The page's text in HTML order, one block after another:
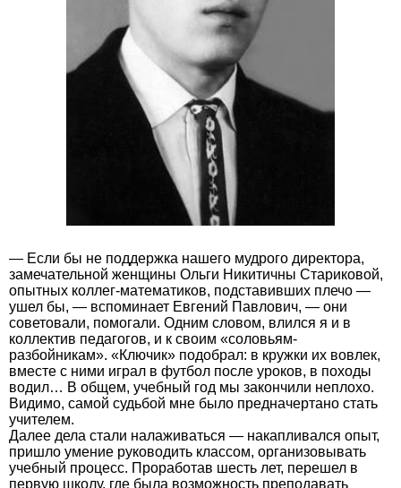
— Если бы не поддержка нашего мудрого директора,
замечательной женщины Ольги Никитичны Стариковой,
опытных коллег-математиков, подставивших плечо —
ушел бы, — вспоминает Евгений Павлович, — они
советовали, помогали. Одним словом, влился я и в
коллектив педагогов, и к своим «соловьям-
разбойникам». «Ключик» подобрал: в кружки их вовлек,
вместе с ними играл в футбол после уроков, в походы
водил… В общем, учебный год мы закончили неплохо.
Видимо, самой судьбой мне было предначертано стать
учителем.
Далее дела стали налаживаться — накапливался опыт,
пришло умение руководить классом, организовывать
учебный процесс. Проработав шесть лет, перешел в
первую школу, где была возможность преподавать